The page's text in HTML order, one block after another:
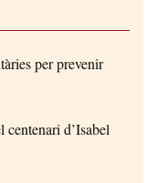
per prevenir
centenari d’Isabel